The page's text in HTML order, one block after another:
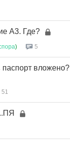
А3. Где?
) 5
паспорт вложено?
51